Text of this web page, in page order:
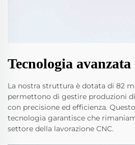
Tecnologia avanzata
La nostra struttura è dotata di 82
permettono di gestire produzioni
con precisione ed efficienza.
tecnologia garantisce che
settore della lavorazione CNC.